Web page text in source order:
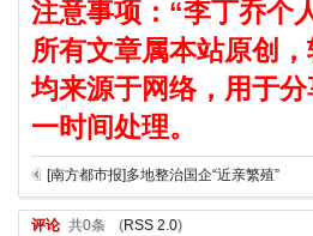
注意事项：“李丁乔个
所有文章属本站原创
均来源于网络，用于
一时间处理。
[南方都市报]多地整治国企“近亲繁殖”
评论 共0条 (RSS 2.0)